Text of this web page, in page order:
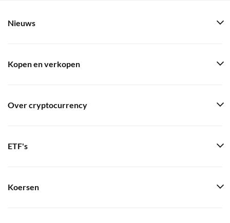
Nieuws
Kopen en verkopen
Over cryptocurrency
ETF's
Koersen